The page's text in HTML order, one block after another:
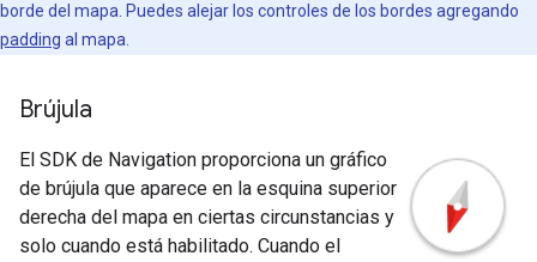
borde del mapa. Puedes alejar los controles de los bordes agregando
padding al mapa.
Brújula
El SDK de Navigation proporciona un gráfico
de brújula que aparece en la esquina superior
derecha del mapa en ciertas circunstancias y
solo cuando está habilitado. Cuando el